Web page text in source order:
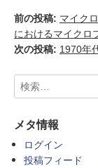
前の投稿: マイク
におけるマイクロ
次の投稿: 1970年
メタ情報
ログイン
投稿フィード